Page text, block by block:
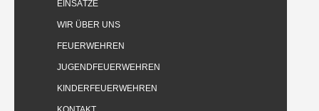
EINSÄTZE
WIR ÜBER UNS
FEUERWEHREN
JUGENDFEUERWEHREN
KINDERFEUERWEHREN